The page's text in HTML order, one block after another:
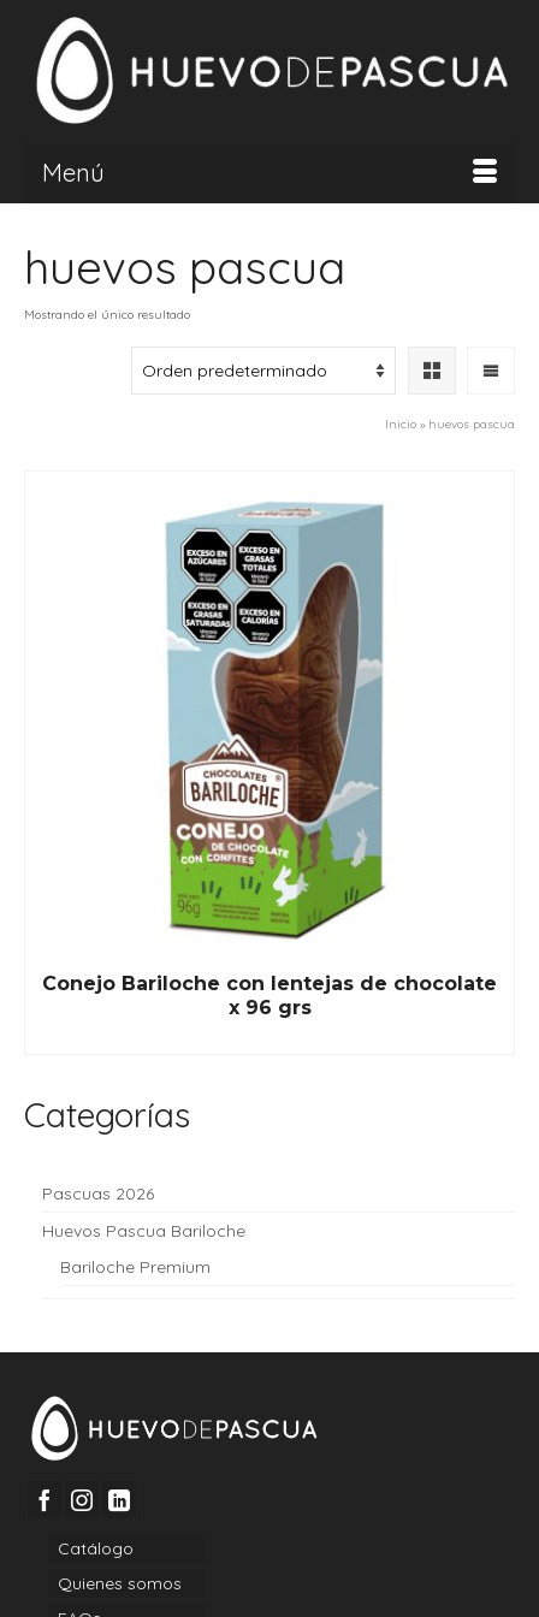
Menú
huevos pascua
Mostrando el único resultado
Inicio » huevos pascua
Conejo Bariloche con lentejas de chocolate
x 96 grs
Categorías
Pascuas 2026
Huevos Pascua Bariloche
Bariloche Premium
Catálogo
Quienes somos